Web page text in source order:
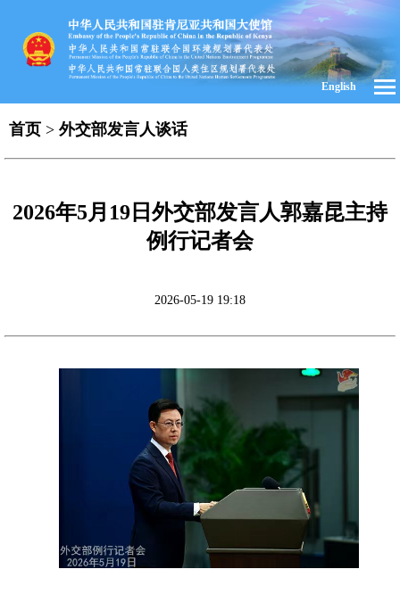
English
首页 > 外交部发言人谈话
2026年5月19日外交部发言人郭嘉昆主持
例行记者会
2026-05-19 19:18